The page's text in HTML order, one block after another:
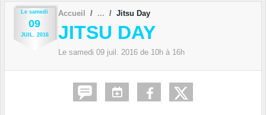
Le samedi
09
JUIL. 2016
Accueil Jitsu Day
JITSU DAY
Le samedi 09 juil. 2016 de 10h à 16h